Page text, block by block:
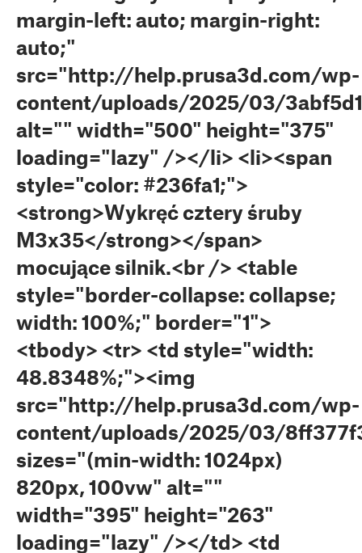
margin-left: auto; margin-right:
auto;"
src="http://help.prusa3d.com/wp-
content/uploads/2025/03/
alt="" width="500" height="375"
loading="lazy" /></li> <li><span
style="color: #236fa1;">
<strong>Wykręć cztery śruby
M3x35</strong></span>
mocujące silnik.<br /> <table
style="border-collapse: collapse;
width: 100%;" border="1">
<tbody> <tr> <td style="width:
48.8348%;"><img
src="http://help.prusa3d.com/wp-
content/uploads/2025/03/
sizes="(min-width: 1024px)
820px, 100vw" alt=""
width="395" height="263"
loading="lazy" /></td> <td